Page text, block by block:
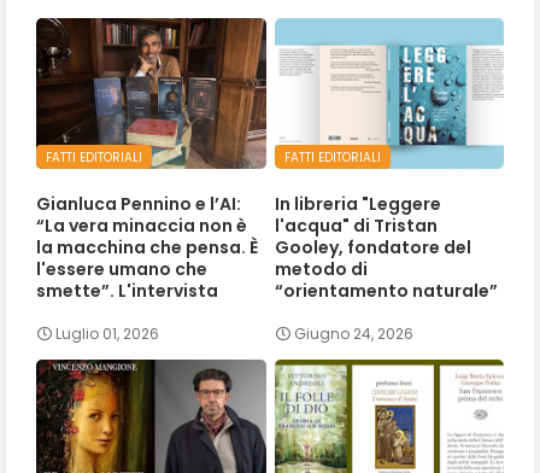
FATTI EDITORIALI
Gianluca Pennino e l’AI:
“La vera minaccia non è
la macchina che pensa. È
l'essere umano che
smette”. L'intervista
Luglio 01, 2026
FATTI EDITORIALI
In libreria "Leggere
l'acqua" di Tristan
Gooley, fondatore del
metodo di
“orientamento naturale”
Giugno 24, 2026